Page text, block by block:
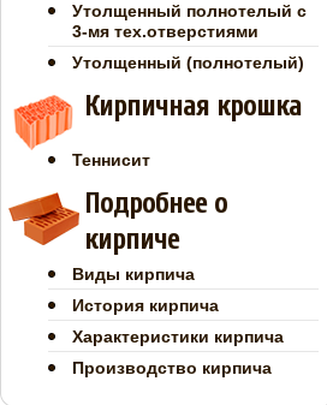
Утолщенный полнотелый с
3-мя тех.отверстиями
Утолщенный (полнотелый)
Кирпичная крошка
Теннисит
Подробнее о
кирпиче
Виды кирпича
История кирпича
Характеристики кирпича
Производство кирпича